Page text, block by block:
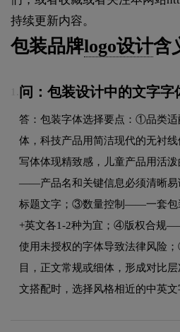
持续更新内容。
包装品牌logo设计含
问：包装设计中的文字字
答：包装字体选择要点：①品类
体，科技产品用简洁现代的无衬
写体体现精致感，儿童产品用活
——产品名和关键信息必须清晰易
标题文字；③数量控制——一套包
+英文各1-2种为宜；④版权合规
使用未授权的字体导致法律风险
目，正文常规或细体，形成对
文搭配时，选择风格相近的中英文